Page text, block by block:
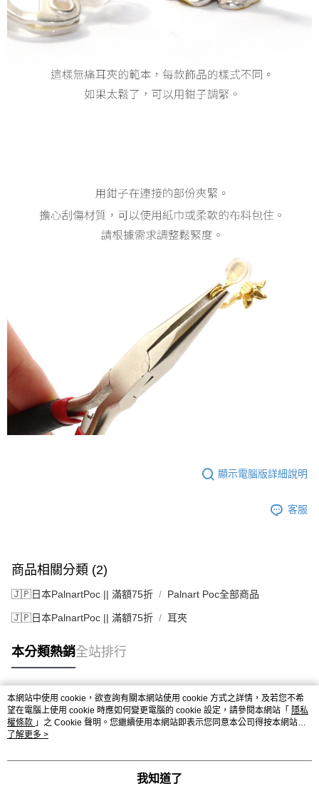
顯示電腦版詳細說明
客服
商品相關分類 (2)
🇯🇵日本PalnartPoc || 滿額75折 Palnart Poc全部商品
🇯🇵日本PalnartPoc || 滿額75折 耳夾
本分類熱銷全站排行
熱門標籤
本網站中使用 cookie，欲查詢有關本網站使用 cookie 方式之詳情，及若您不希
望在電腦上使用 cookie 時應如何變更電腦的 cookie 設定，請參閱本網站「 隱私
權條款 」之 Cookie 聲明。您繼續使用本網站即表示您同意本公司得按本網站使
用條款之 Cookie 聲明使用 cookie。
了解更多 >
我知道了